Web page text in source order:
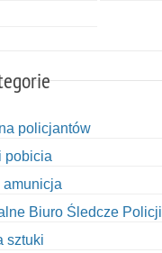
policjantów
pobicia
amunicja
Biuro Śledcze Policji
sztuki